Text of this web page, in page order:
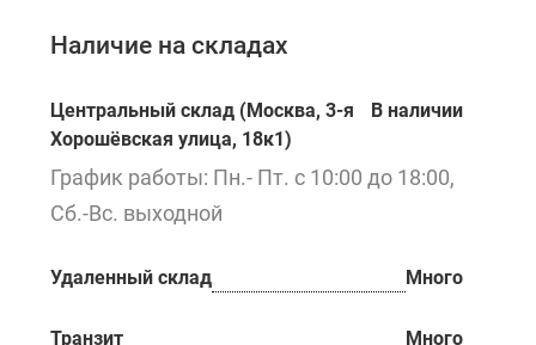
Наличие на складах
Центральный склад (Москва, 3-я
Хорошёвская улица, 18к1)
В наличии
График работы: Пн.- Пт. с 10:00 до 18:00,
Сб.-Вс. выходной
Удаленный склад Много
Транзит Много